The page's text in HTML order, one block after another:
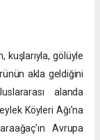
kuşlarıyla, gölüyle
akla geldiğini
alanda
Köyleri Ağı’na
Avrupa